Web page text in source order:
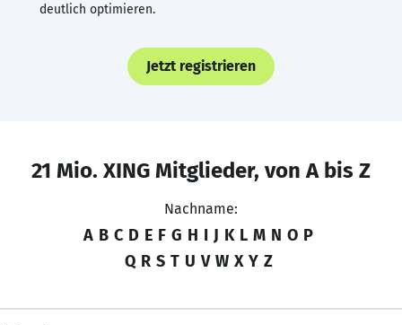
deutlich optimieren.
Jetzt registrieren
21 Mio. XING Mitglieder, von A bis Z
Nachname:
A B C D E F G H I J K L M N O P
Q R S T U V W X Y Z